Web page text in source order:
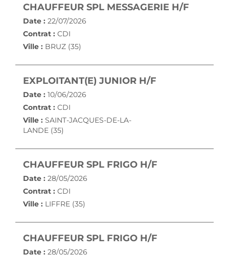
CHAUFFEUR SPL MESSAGERIE H/F
Date : 22/07/2026
Contrat : CDI
Ville : BRUZ (35)
EXPLOITANT(E) JUNIOR H/F
Date : 10/06/2026
Contrat : CDI
Ville : SAINT-JACQUES-DE-LA-
LANDE (35)
CHAUFFEUR SPL FRIGO H/F
Date : 28/05/2026
Contrat : CDI
Ville : LIFFRE (35)
CHAUFFEUR SPL FRIGO H/F
Date : 28/05/2026